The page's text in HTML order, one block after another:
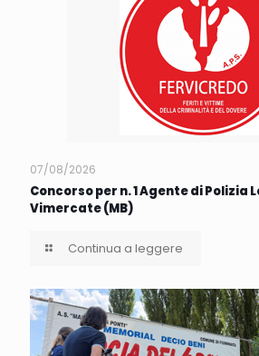
07/08/2026
Concorso per n. 1 Agente di Polizia
Vimercate (MB)
Continua a leggere